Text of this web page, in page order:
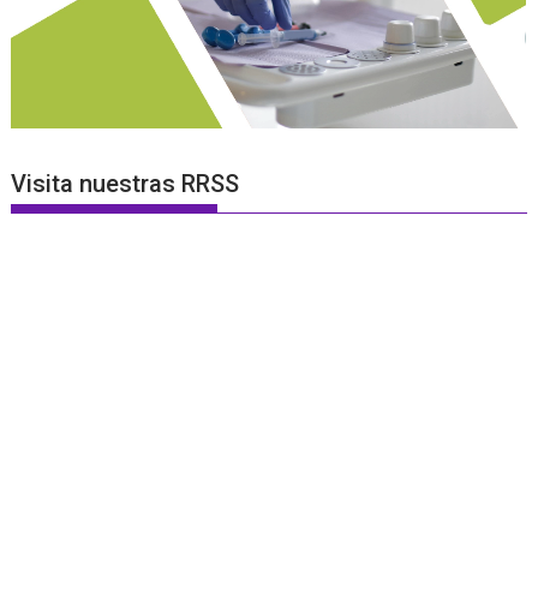
Visita nuestras RRSS